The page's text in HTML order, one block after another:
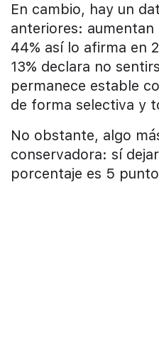
En cambio, hay un
anteriores:
44% así lo afirma en
13% declara no
permanece estable
de forma selectiva y
No obstante, algo
conservadora: sí
porcentaje es 5